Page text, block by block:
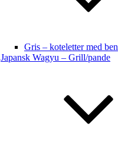
Gris – koteletter med ben
Japansk Wagyu – Grill/pande